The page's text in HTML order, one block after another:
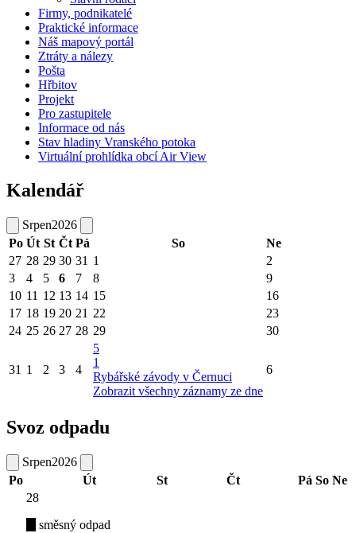
Firmy, podnikatelé
Praktické informace
Náš mapový portál
Ztráty a nálezy
Pošta
Hřbitov
Projekt
Pro zastupitele
Informace od nás
Stav hladiny Vranského potoka
Virtuální prohlídka obcí Air View
Kalendář
Srpen2026
Po Út St Čt Pá So
Ne
27 28 29 30 31 1
2
3
4 5 6 7 8
9
10 11 12 13 14 15
16
17 18 19 20 21 22
23
24 25 26 27 28 29 30
31 1 2 3 4
5
1
Rybářské závody v Černuci
Zobrazit všechny záznamy ze dne
6
Svoz odpadu
Srpen2026
Po
Út St Čt Pá So Ne
28
směsný odpad